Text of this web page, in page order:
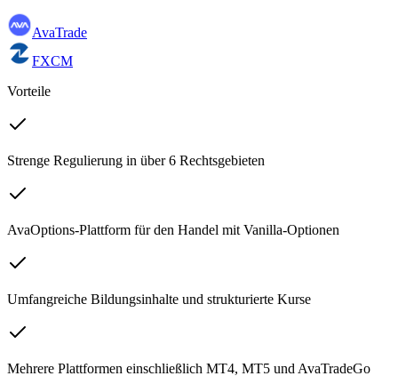
AvaTrade
FXCM
Vorteile
Strenge Regulierung in über 6 Rechtsgebieten
AvaOptions-Plattform für den Handel mit Vanilla-Optionen
Umfangreiche Bildungsinhalte und strukturierte Kurse
Mehrere Plattformen einschließlich MT4, MT5 und AvaTradeGo